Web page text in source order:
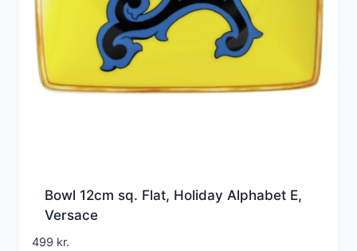
Bowl 12cm sq. Flat, Holiday Alphabet E,
Versace
499 kr.